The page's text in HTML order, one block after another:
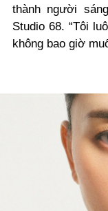
thành người
Studio 68. “Tôi
không bao giờ